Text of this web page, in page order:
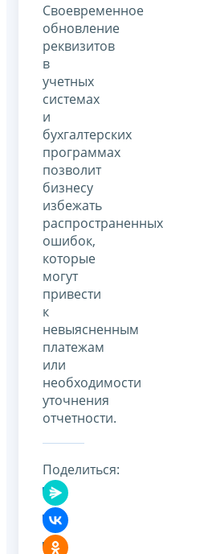
Своевременное
обновление
реквизитов
в
учетных
системах
и
бухгалтерских
программах
позволит
бизнесу
избежать
распространенных
ошибок,
которые
могут
привести
к
невыясненным
платежам
или
необходимости
уточнения
отчетности.
Поделиться: